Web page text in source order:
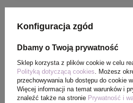
SPECYFIKACJA PRODUKTU
Waga
produktu (g)
0,340 kg
Konfiguracja zgód
Dbamy o Twoją prywatność
Sklep korzysta z plików cookie w celu
Polityką dotyczącą cookies. Możesz
przechowywania lub dostępu do cookie
Więcej informacji na temat warunków i
znaleźć także na stronie Prywatność i